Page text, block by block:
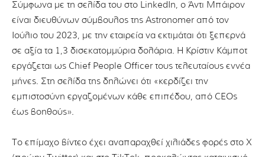
Σύμφωνα με τη σελίδα του στο LinkedIn, ο Άντι Μπάιρον
είναι διευθύνων σύμβουλος της Astronomer από τον
Ιούλιο του 2023, με την εταιρεία να εκτιμάται ότι ξεπερνά
σε αξία τα 1,3 δισεκατομμύρια δολάρια. Η Κρίστιν Κάμποτ
εργάζεται ως Chief People Officer τους τελευταίους εννέα
μήνες. Στη σελίδα της δηλώνει ότι «κερδίζει την
εμπιστοσύνη εργαζομένων κάθε επιπέδου, από CEOs
έως βοηθούς».
Το επίμαχο βίντεο έχει αναπαραχθεί χιλιάδες φορές στο X